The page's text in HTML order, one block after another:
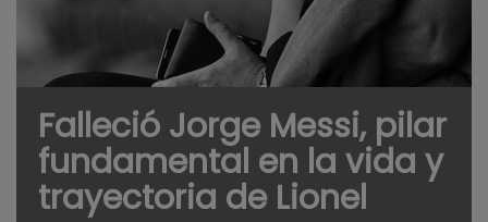
Falleció Jorge Messi, pilar
fundamental en la vida y
trayectoria de Lionel